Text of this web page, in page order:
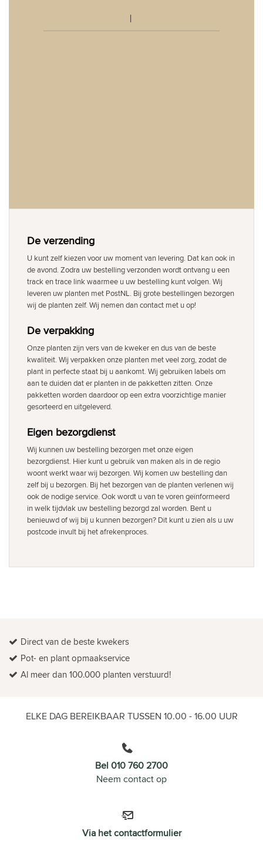
De verzending
U kunt zelf kiezen voor uw moment van levering. Dat kan ook in
de avond. Zodra uw bestelling verzonden wordt ontvang u een
track en trace link waarmee u uw bestelling kunt volgen. Wij
leveren uw planten met PostNL. Bij grote bestellingen bezorgen
wij de planten zelf. Wij nemen dan contact met u op!
De verpakking
Onze planten zijn vers van de kweker en dus van de beste
kwaliteit. Wij verpakken onze planten met veel zorg, zodat de
plant in perfecte staat bij u aankomt. Wij gebruiken labels om
aan te duiden dat er planten in de pakketten zitten. Onze
pakketten worden daardoor op een extra voorzichtige manier
gesorteerd en uitgeleverd.
Eigen bezorgdienst
Wij kunnen uw bestelling bezorgen met onze eigen
bezorgdienst. Hier kunt u gebruik van maken als in de regio
woont werkt waar wij bezorgen. Wij komen uw bestelling dan
zelf bij u bezorgen. Bij het bezorgen van de planten verlenen wij
ook de nodige service. Ook wordt u van te voren geïnformeerd
in welk tijdvlak uw bestelling bezorgd zal worden. Bent u
benieuwd of wij bij u kunnen bezorgen? Dit kunt u zien als u uw
postcode invult bij het afrekenproces.
Direct van de beste kwekers
Pot- en plant opmaakservice
Al meer dan 100.000 planten verstuurd!
ELKE DAG BEREIKBAAR TUSSEN 10.00 - 16.00 UUR
Bel 010 760 2700
Neem contact op
Via het contactformulier